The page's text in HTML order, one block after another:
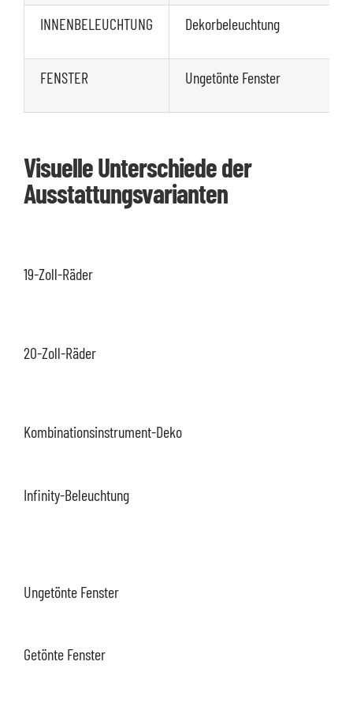
INNENBELEUCHTUNG Dekorbeleuchtung
FENSTER Ungetönte Fenster
Visuelle Unterschiede der
Ausstattungsvarianten
19-Zoll-Räder
20-Zoll-Räder
Kombinationsinstrument-Deko
Infinity-Beleuchtung
Ungetönte Fenster
Getönte Fenster